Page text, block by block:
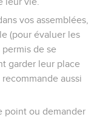
vos assemblées,
(pour évaluer les
permis de se
garder leur place
aussi
point ou demander